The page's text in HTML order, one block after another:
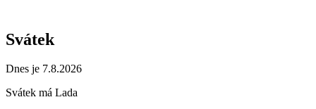
Svátek
Dnes je 7.8.2026
Svátek má Lada